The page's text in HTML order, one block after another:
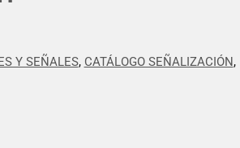
Y SEÑALES, CATÁLOGO SEÑALIZACIÓN,